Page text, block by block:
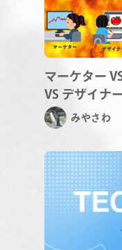
マーケター
VS デザイナ
みやさわ